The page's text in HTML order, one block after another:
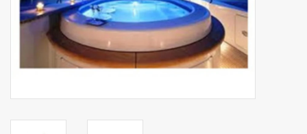
Cleaning-producten
Relatiegeschenken